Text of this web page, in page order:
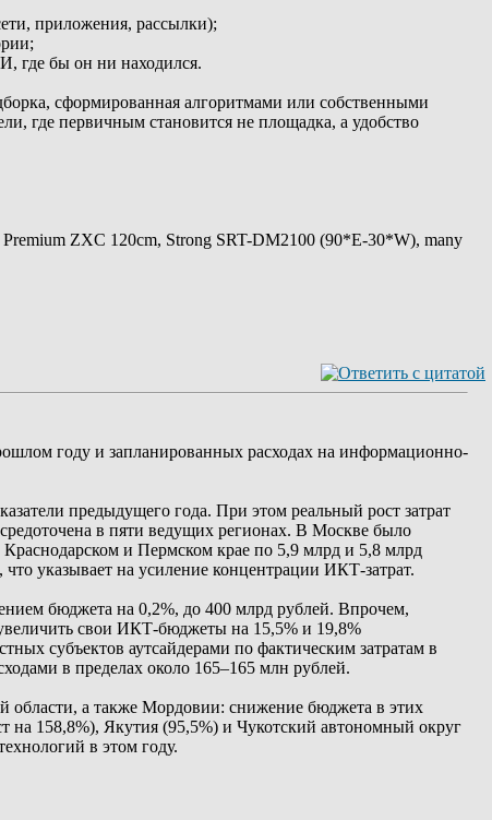
приложения, рассылки);
где бы он ни находился.
сформированная алгоритмами или собственными
где первичным становится не площадка, а удобство
ZXC 120cm, Strong SRT-DM2100 (90*E-30*W), many
году и запланированных расходах на информационно-
предыдущего года. При этом реальный рост затрат
в пяти ведущих регионах. В Москве было
и Пермском крае по 5,9 млрд и 5,8 млрд
указывает на усиление концентрации ИКТ-затрат.
бюджета на 0,2%, до 400 млрд рублей. Впрочем,
свои ИКТ-бюджеты на 15,5% и 19,8%
субъектов аутсайдерами по фактическим затратам в
в пределах около 165–165 млн рублей.
области, а также Мордовии: снижение бюджета в этих
на 158,8%), Якутия (95,5%) и Чукотский автономный округ
в этом году.